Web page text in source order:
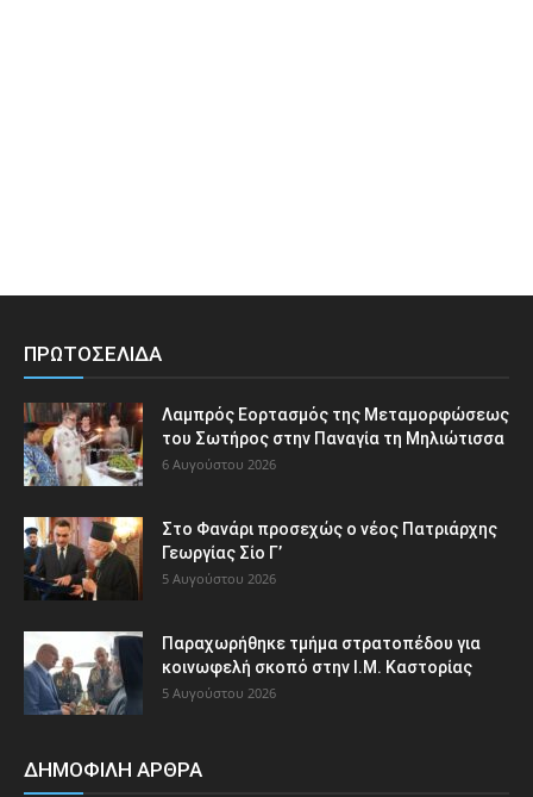
ΠΡΩΤΟΣΕΛΙΔΑ
Λαμπρός Εορτασμός της Μεταμορφώσεως
του Σωτήρος στην Παναγία τη Μηλιώτισσα
6 Αυγούστου 2026
Στο Φανάρι προσεχώς ο νέος Πατριάρχης
Γεωργίας Σίο Γ’
5 Αυγούστου 2026
Παραχωρήθηκε τμήμα στρατοπέδου για
κοινωφελή σκοπό στην Ι.Μ. Καστορίας
5 Αυγούστου 2026
ΔΗΜΟΦΙΛΗ ΑΡΘΡΑ